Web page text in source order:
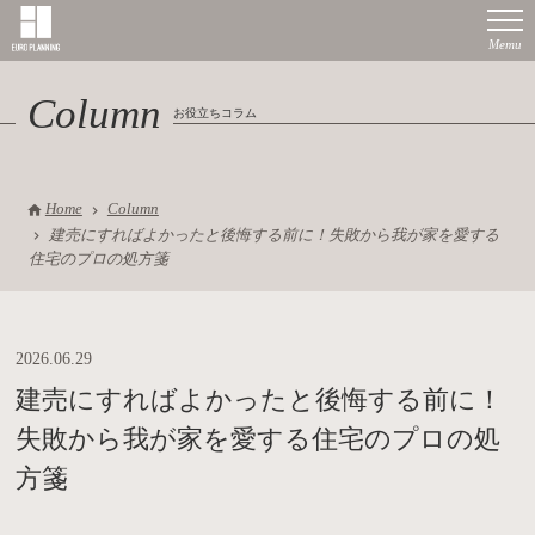
Column お役立ちコラム
Home
Column
建売にすればよかったと後悔する前に！失敗から我が家を愛する
住宅のプロの処方箋
2026.06.29
建売にすればよかったと後悔する前に！
失敗から我が家を愛する住宅のプロの処
方箋